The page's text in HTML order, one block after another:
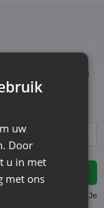
blijf op de
aanbiedingen
- zonder
bij ons!
Privacyverklaring. Je
uw
Door
u in met
met ons